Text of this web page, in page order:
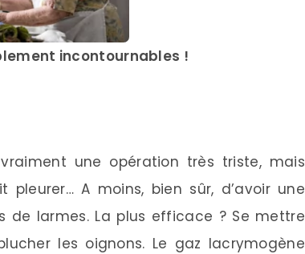
incontournables !
une opération très triste, mais
A moins, bien sûr, d’avoir une
de larmes. La plus efficace ? Se mettre
les oignons. Le gaz lacrymogène